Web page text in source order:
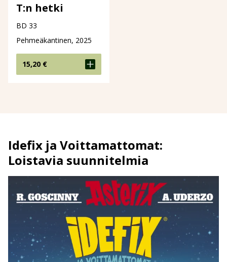
T:n hetki
BD 33
Pehmeäkantinen, 2025
15,20 €
Idefix ja Voittamattomat:
Loistavia suunnitelmia